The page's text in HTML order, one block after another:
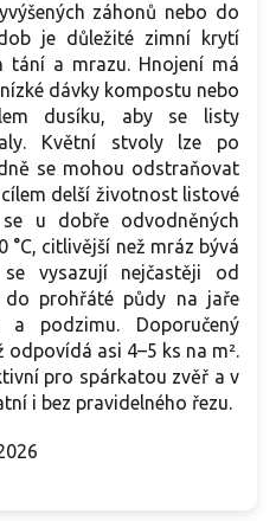
záhonů nebo do
je důležité zimní krytí
tání a mrazu. Hnojení má
dávky kompostu nebo
dusíku, aby se listy
Květní stvoly lze po
se mohou odstraňovat
delší životnost listové
u dobře odvodněných
citlivější než mráz bývá
vysazují nejčastěji od
do prohřáté půdy na jaře
podzimu. Doporučený
odpovídá asi 4–5 ks na m².
pro spárkatou zvěř a v
i bez pravidelného řezu.